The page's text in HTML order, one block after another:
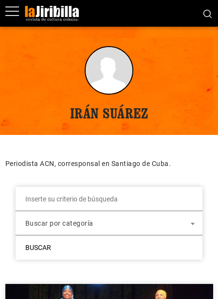
IRÁN SUÁREZ
Periodista ACN, corresponsal en Santiago de Cuba.
Buscar por categoría
BUSCAR